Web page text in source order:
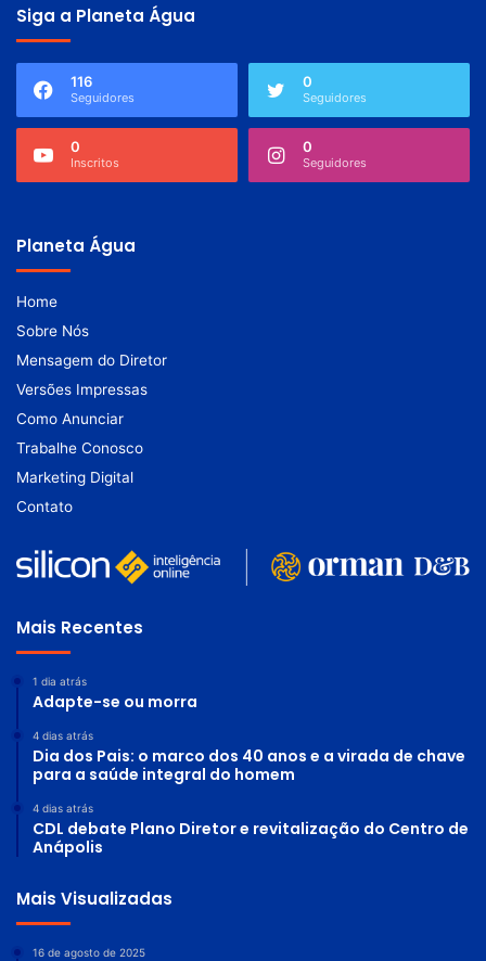
Siga a Planeta Água
116
Seguidores
0
Seguidores
0
Inscritos
0
Seguidores
Planeta Água
Home
Sobre Nós
Mensagem do Diretor
Versões Impressas
Como Anunciar
Trabalhe Conosco
Marketing Digital
Contato
Mais Recentes
1 dia atrás
Adapte-se ou morra
4 dias atrás
Dia dos Pais: o marco dos 40 anos e a virada de chave
para a saúde integral do homem
4 dias atrás
CDL debate Plano Diretor e revitalização do Centro de
Anápolis
Mais Visualizadas
16 de agosto de 2025